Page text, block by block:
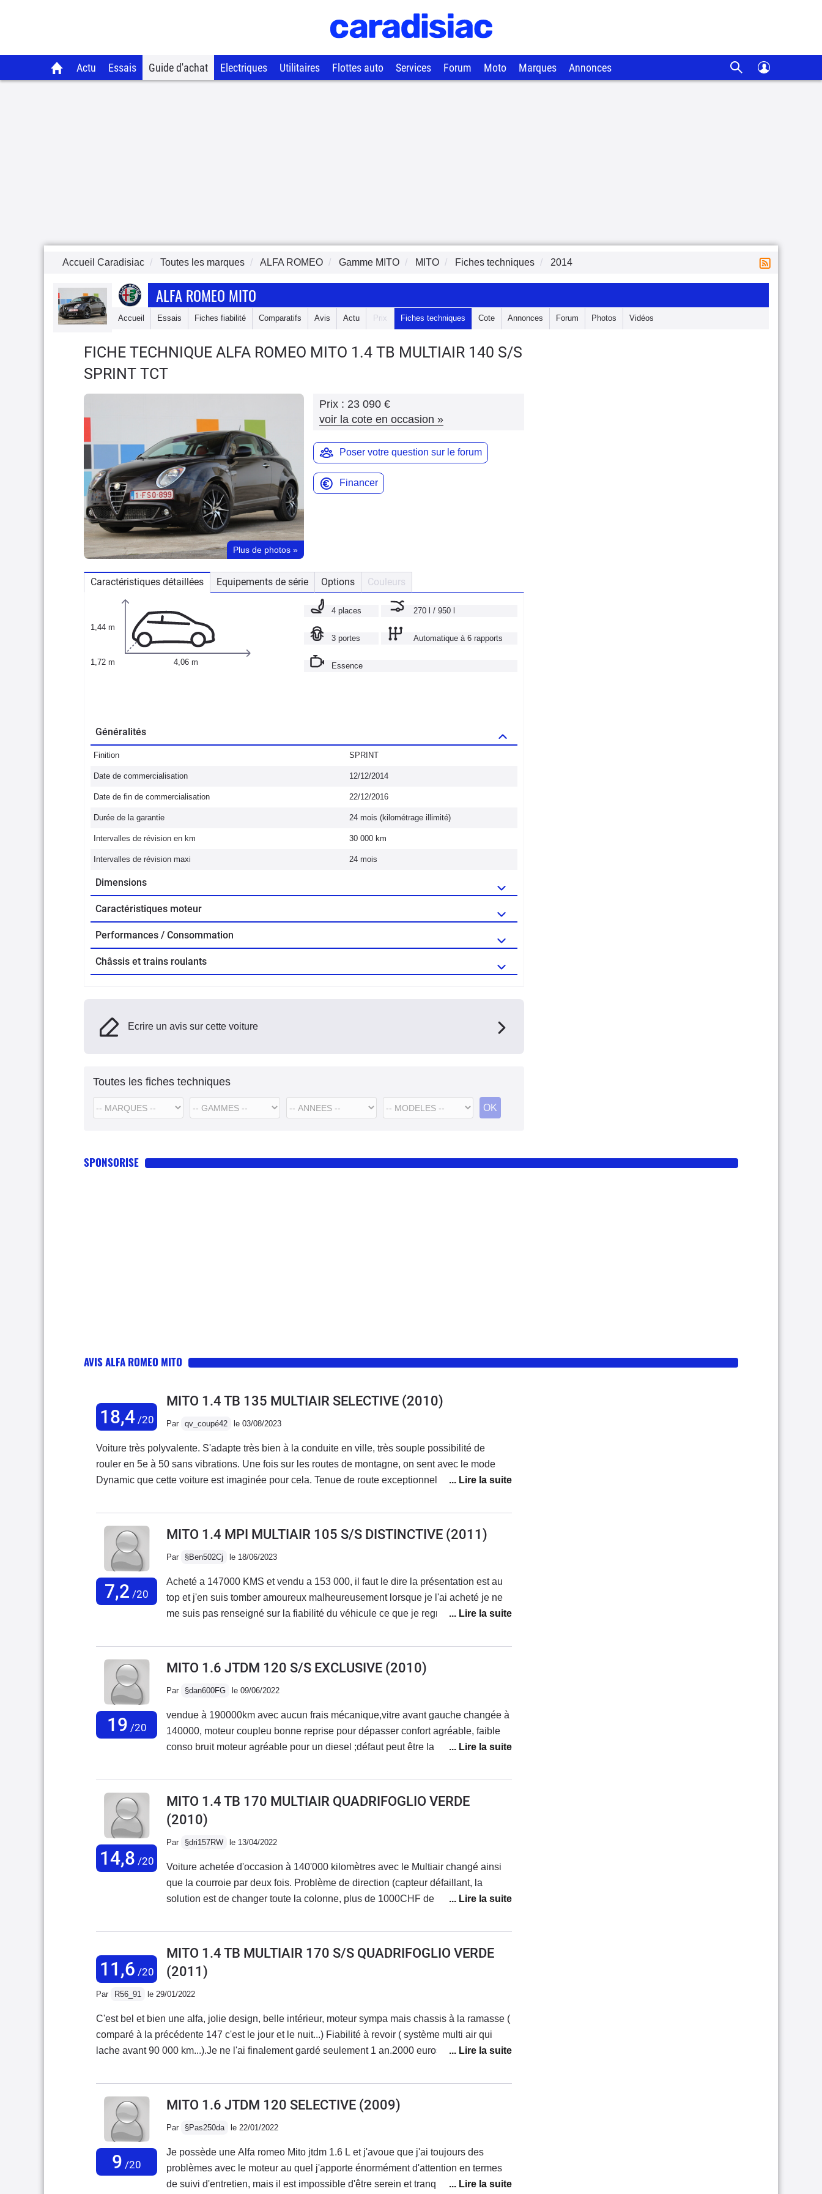
Actu Essais Guide d'achat Electriques Utilitaires Flottes auto Services Forum Moto Marques Annonces
Accueil Caradisiac Toutes les marques ALFA ROMEO Gamme MITO MITO Fiches techniques 2014
ALFA ROMEO MITO
Accueil Essais Fiches fiabilité Comparatifs Avis Actu Prix Fiches techniques Cote Annonces Forum Photos Vidéos
FICHE TECHNIQUE ALFA ROMEO MITO 1.4 TB MULTIAIR 140 S/S
SPRINT TCT
Plus de photos »
Prix : 23 090 €
voir la cote en occasion »
Poser votre question sur le forum
Financer
Caractéristiques détaillées Equipements de série Options Couleurs
1,44 m
1,72 m 4,06 m
4 places 270 l / 950 l
3 portes Automatique à 6 rapports
Essence
Généralités
Finition SPRINT
Date de commercialisation 12/12/2014
Date de fin de commercialisation 22/12/2016
Durée de la garantie 24 mois (kilométrage illimité)
Intervalles de révision en km 30 000 km
Intervalles de révision maxi 24 mois
Dimensions
Caractéristiques moteur
Performances / Consommation
Châssis et trains roulants
Ecrire un avis sur cette voiture
Toutes les fiches techniques
SPONSORISE
AVIS ALFA ROMEO MITO
18,4/20
MITO 1.4 TB 135 MULTIAIR SELECTIVE (2010)
Par qv_coupé42 le 03/08/2023
Voiture très polyvalente. S'adapte très bien à la conduite en ville, très souple possibilité de
rouler en 5e à 50 sans vibrations. Une fois sur les routes de montagne, on sent avec le mode
Dynamic que cette voiture est imaginée pour cela. Tenue de route exceptionnelle, la caisse ne
ça mais elle se débrouille très bien malgré un habitable un peu bruyant, très bonnes reprises en
5e. Look atypique, ce n'est pas une voiture que l'on croise 10 fois par jour. A ne pas prendre si
l'on cherche seulement du confort. Ce n'est pas une planche mais elle peut ne pas convenir à
certains. Je n'ai eu aucun gros problème du moins pour l'instant. L'ancien propriétaire avait
changé la direction assistée (gros point faible des Mito).
7,2 /20
MITO 1.4 MPI MULTIAIR 105 S/S DISTINCTIVE (2011)
Par §Ben502Cj le 18/06/2023
Acheté a 147000 KMS et vendu a 153 000, il faut le dire la présentation est au
top et j'en suis tomber amoureux malheureusement lorsque je l'ai acheté je ne
me suis pas renseigné sur la fiabilité du véhicule ce que je regrette. la
l'assemblage laisse à désirer c'est un véhicule qui coute pas chère a l'achat ni à
l'entretien mais le plus gros problème vient de la Direction assistée éléctrique
qui est DANGEUREUSE car elle se bloque a des moments aléatoire, le
problème commun à toutes les MITO, autrement au niveau moteur rien à dire le
moteur est assez péchu mais sans plus, la consommation est assez
raisonnable ( environ 6,5 L) pour ma part.
19 /20
MITO 1.6 JTDM 120 S/S EXCLUSIVE (2010)
Par §dan600FG le 09/06/2022
vendue à 190000km avec aucun frais mécanique,vitre avant gauche changée à
140000, moteur coupleu bonne reprise pour dépasser confort agréable, faible
conso bruit moteur agréable pour un diesel ;défaut peut être la peinture
à 200000km également sans frais, je roule maintenant en mito 140ch auto quel
régal 55000km déjà, dommage qu'elle à que 3 portes.moteur alfa très fiable
14,8 /20
MITO 1.4 TB 170 MULTIAIR QUADRIFOGLIO VERDE
(2010)
Par §dri157RW le 13/04/2022
Voiture achetée d'occasion à 140'000 kilomètres avec le Multiair changé ainsi
que la courroie par deux fois. Problème de direction (capteur défaillant, la
solution est de changer toute la colonne, plus de 1000CHF de frais), problème
plus récemment panne moteur dû à un problème de pression... Une voiture
extraordinaire quand elle roule, mais ce n'est pas la plupart du temps...Voiture
assez bruyante sur autoroute, suspensions fermes mais confortable.Très belle
sonorité qui donne envie d'accélerer, même avec la ligne d'origine.Enfin
magnifique design, c'est une voiture très belle à regarder.
11,6 /20
MITO 1.4 TB MULTIAIR 170 S/S QUADRIFOGLIO VERDE
(2011)
Par R56_91 le 29/01/2022
C'est bel et bien une alfa, jolie design, belle intérieur, moteur sympa mais chassis à la ramasse (
comparé à la précédente 147 c'est le jour et le nuit...) Fiabilité à revoir ( système multi air qui
lache avant 90 000 km...).Je ne l'ai finalement gardé seulement 1 an.2000 euros de factures en
une conductrice à gentiment mis fin à mes souffrances en me refusant une priorité... RIP la mito
9 /20
MITO 1.6 JTDM 120 SELECTIVE (2009)
Par §Pas250da le 22/01/2022
Je possède une Alfa romeo Mito jtdm 1.6 L et j'avoue que j'ai toujours des
problèmes avec le moteur au quel j'apporte énormément d'attention en termes
de suivi d'entretien, mais il est impossible d'être serein et tranquille avec cette